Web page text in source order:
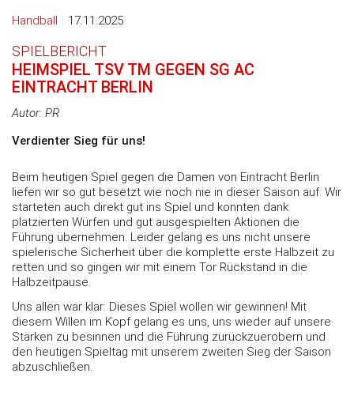
Handball 17.11.2025
SPIELBERICHT
HEIMSPIEL TSV TM GEGEN SG AC
EINTRACHT BERLIN
Autor: PR
Verdienter Sieg für uns!
Beim heutigen Spiel gegen die Damen von Eintracht Berlin
liefen wir so gut besetzt wie noch nie in dieser Saison auf. Wir
starteten auch direkt gut ins Spiel und konnten dank
platzierten Würfen und gut ausgespielten Aktionen die
Führung übernehmen. Leider gelang es uns nicht unsere
spielerische Sicherheit über die komplette erste Halbzeit zu
retten und so gingen wir mit einem Tor Rückstand in die
Halbzeitpause.
Uns allen war klar: Dieses Spiel wollen wir gewinnen! Mit
diesem Willen im Kopf gelang es uns, uns wieder auf unsere
Stärken zu besinnen und die Führung zurückzuerobern und
den heutigen Spieltag mit unserem zweiten Sieg der Saison
abzuschließen.